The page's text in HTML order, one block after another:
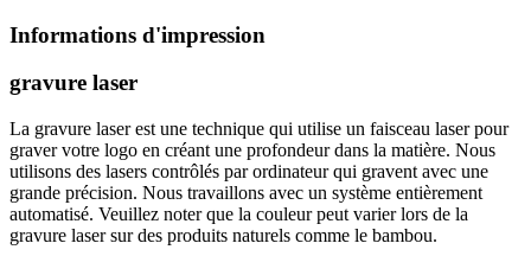
Informations d'impression
gravure laser
La gravure laser est une technique qui utilise un faisceau laser pour
graver votre logo en créant une profondeur dans la matière. Nous
utilisons des lasers contrôlés par ordinateur qui gravent avec une
grande précision. Nous travaillons avec un système entièrement
automatisé. Veuillez noter que la couleur peut varier lors de la
gravure laser sur des produits naturels comme le bambou.